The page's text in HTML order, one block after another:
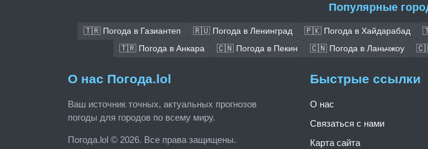
Популярные
🇹🇷 Погода в Газиантеп 🇷🇺 Погода в Ленинград 🇵🇰 Погода в Хайдарабад
🇹🇷 Погода в Анкара
🇨🇳 Погода в Пекин 🇨🇳 Погода в Ланьчжоу
О нас Погода.lol
Ваш источник точных, актуальных прогнозов
погоды для городов по всему миру.
Погода.lol © 2026. Все права защищены.
Быстрые ссылки
О нас
Связаться с нами
Карта сайта